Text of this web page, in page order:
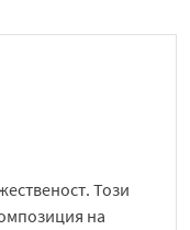
Този
на